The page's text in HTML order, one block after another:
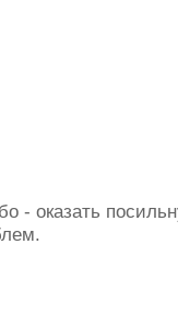
- оказать